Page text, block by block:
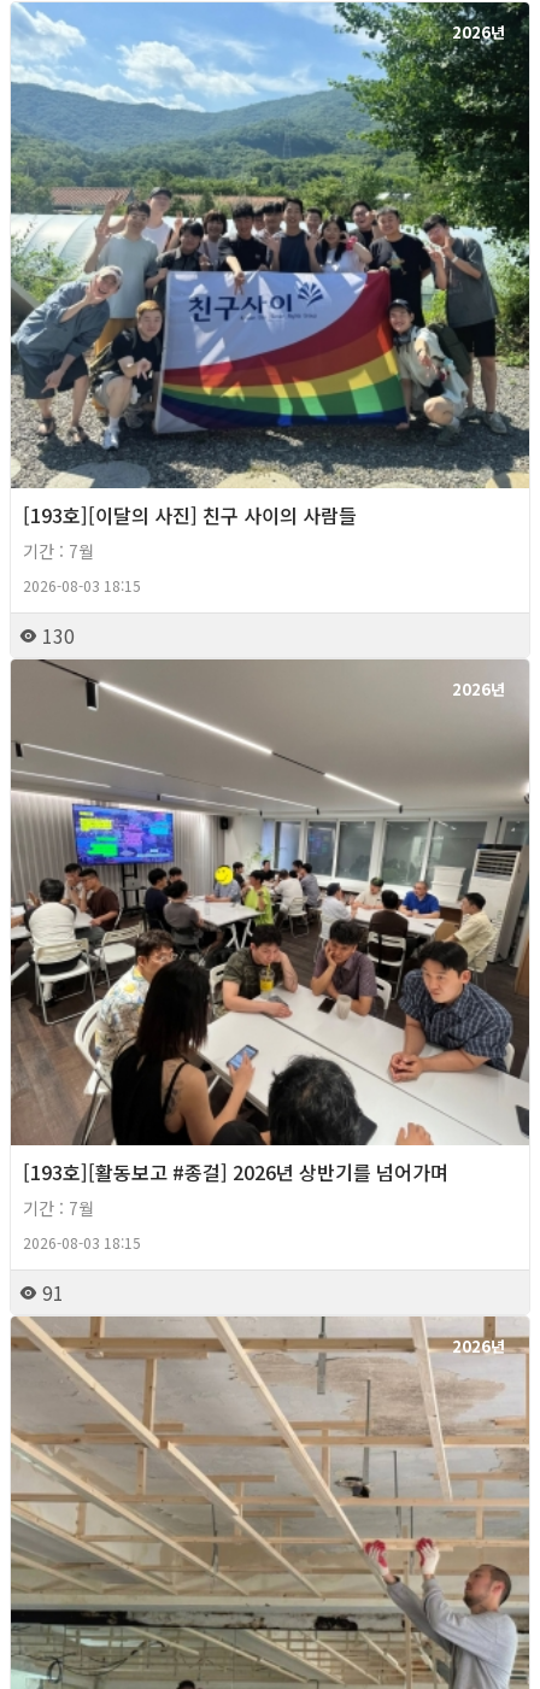
2026년
[193호][이달의 사진] 친구 사이의 사람들
기간 : 7월
2026-08-03 18:15
130
2026년
[193호][활동보고 #종걸] 2026년 상반기를 넘어가며
기간 : 7월
2026-08-03 18:15
91
2026년